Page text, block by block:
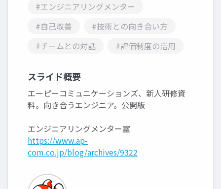
#エンジニアリングメンター
#自己改善
#技術との向き合い方
#チームとの対話
#評価制度の活用
スライド概要
エーピーコミュニケーションズ、新人研修資
料。向き合うエンジニア。公開版
エンジニアリングメンター室
https://www.ap-
com.co.jp/blog/archives/9322